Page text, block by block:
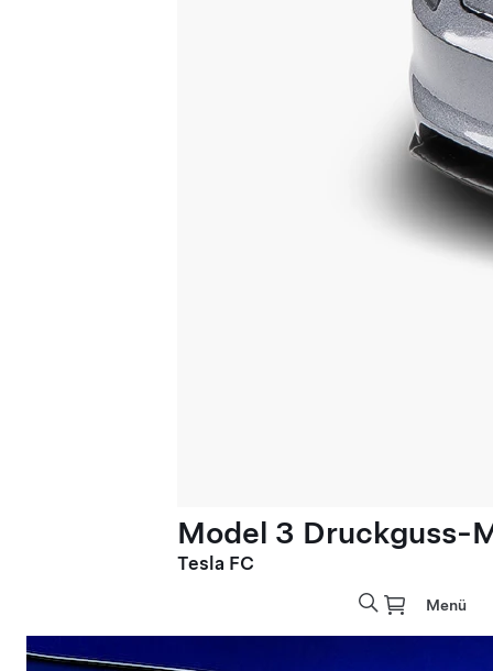
Model 3 Druckguss-
Tesla FC
Menü